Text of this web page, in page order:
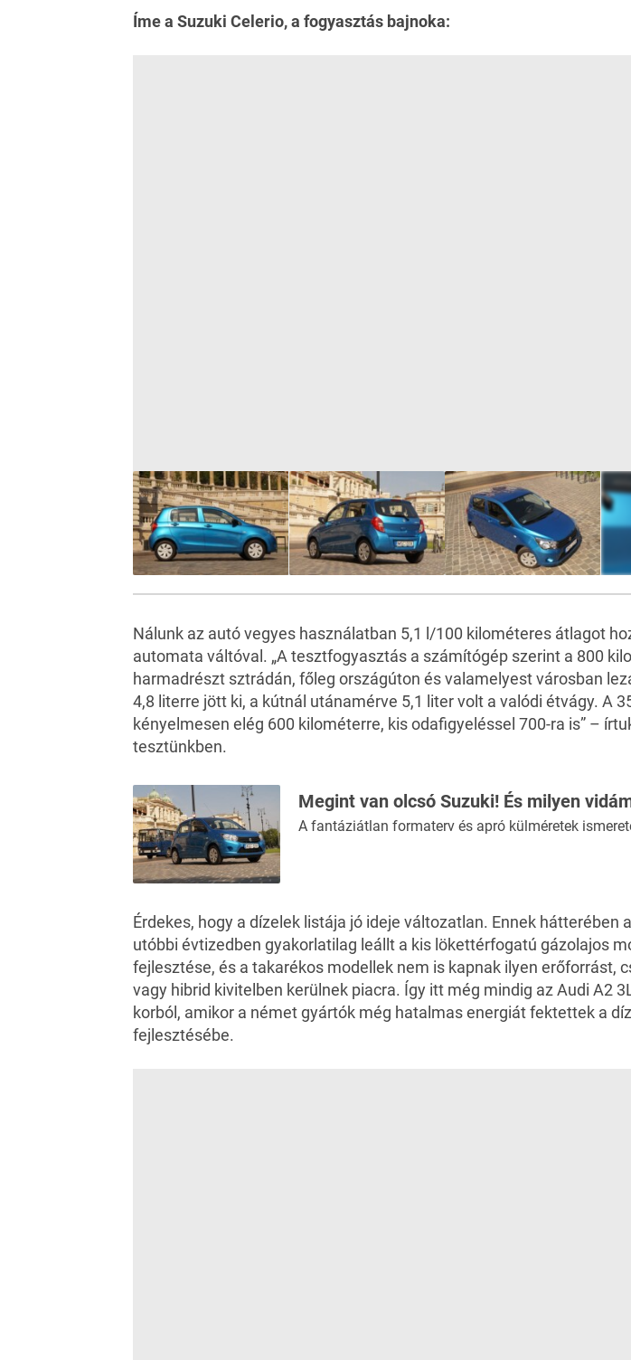
Íme a Suzuki Celerio, a fogyasztás bajnoka:
Nálunk az autó vegyes használatban 5,1 l/100 kilométeres átlagot
automata váltóval. „A tesztfogyasztás a számítógép szerint a 800
harmadrészt sztrádán, főleg országúton és valamelyest városban
4,8 literre jött ki, a kútnál utánamérve 5,1 liter volt a valódi étvágy. A
kényelmesen elég 600 kilométerre, kis odafigyeléssel 700-ra is” –
tesztünkben.
Megint van olcsó Suzuki! És milyen
A fantáziátlan formaterv és apró külméretek
Érdekes, hogy a dízelek listája jó ideje változatlan. Ennek hátterében
utóbbi évtizedben gyakorlatilag leállt a kis lökettérfogatú gázolajos
fejlesztése, és a takarékos modellek nem is kapnak ilyen erőforrást,
vagy hibrid kivitelben kerülnek piacra. Így itt még mindig az Audi A2
korból, amikor a német gyártók még hatalmas energiát fektettek a
fejlesztésébe.